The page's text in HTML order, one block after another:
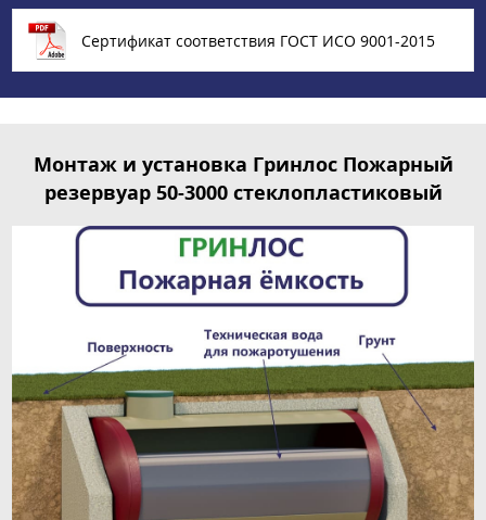
Сертификат соответствия ГОСТ ИСО 9001-2015
Монтаж и установка Гринлос Пожарный
резервуар 50-3000 стеклопластиковый